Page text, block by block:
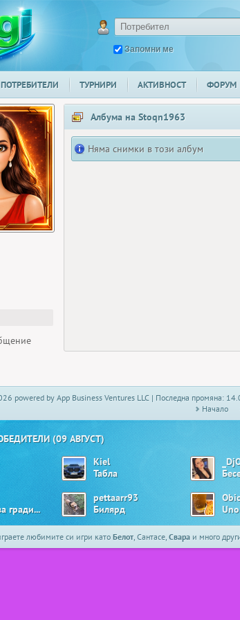
Запомни ме
ПОТРЕБИТЕЛИ ТУРНИРИ АКТИВНОСТ ФОРУМ
Албума на Stoqn1963
Няма снимки в този албум
powered by App Business Ventures LLC | Последна промяна:
Начало
(09 АВГУСТ)
Kiel
Табла
Ябълкова градина
pettaarr93
Билярд
любимите си игри катоБелот, Сантасе, Свара и много